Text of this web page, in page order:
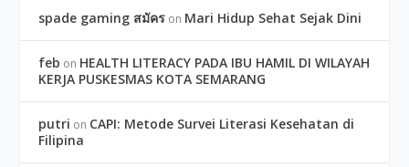
spade gaming สมัคร on Mari Hidup Sehat Sejak Dini
feb on HEALTH LITERACY PADA IBU HAMIL DI WILAYAH
KERJA PUSKESMAS KOTA SEMARANG
putri on CAPI: Metode Survei Literasi Kesehatan di
Filipina